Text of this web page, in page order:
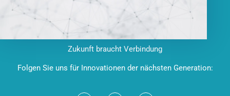
Zukunft braucht Verbindung
Folgen Sie uns für Innovationen der nächsten Generation: